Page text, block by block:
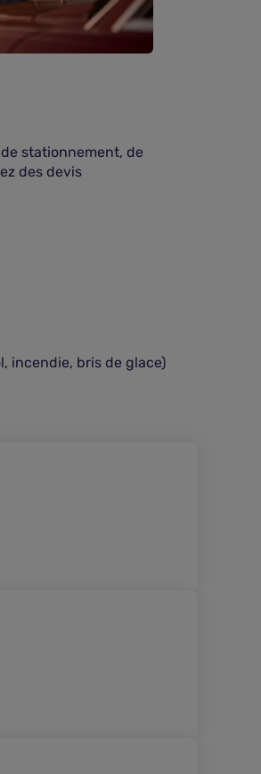
stationnement, de
des devis
incendie, bris de glace)